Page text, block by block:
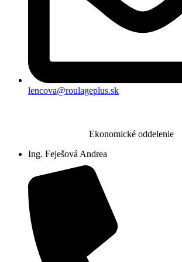
lencova@roulageplus.sk
Ekonomické oddelenie
Ing. Feješová Andrea